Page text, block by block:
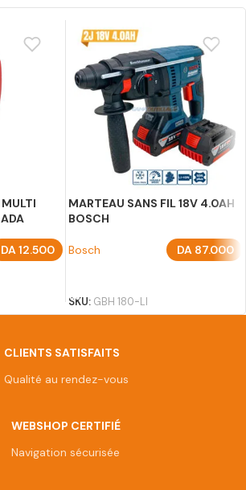
DA12.500
MARTEAU SANS FIL 18V 4.0AH
BOSCH
Bosch DA 87.000
SKU: GBH 180-LI
CLIENTS SATISFAITS
Qualité au rendez-vous
WEBSHOP CERTIFIÉ
Navigation sécurisée